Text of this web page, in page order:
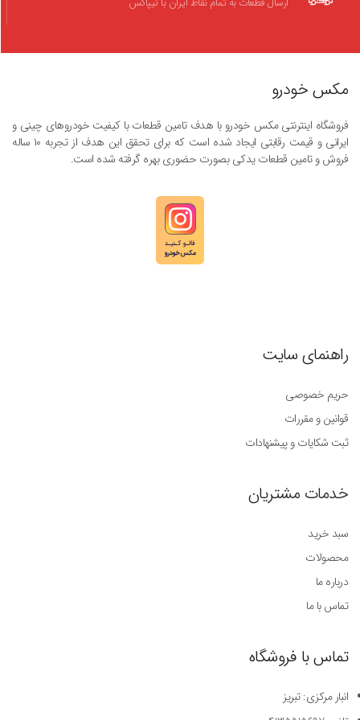
مکس خودرو
فروشگاه اینترنتی مکس خودرو با هدف تامین قطعات با کیفیت خودروهای چینی و
ایرانی و قیمت رقابتی ایجاد شده است که برای تحقق این هدف از تجربه ۱۰ ساله
فروش و تامین قطعات یدکی بصورت حضوری بهره گرفته شده است.
راهنمای سایت
حریم خصوصی
قوانین و مقررات
ثبت شکایات و پیشنهادات
خدمات مشتریان
سبد خرید
محصولات
درباره ما
تماس با ما
تماس با فروشگاه
انبار مرکزی: تبریز